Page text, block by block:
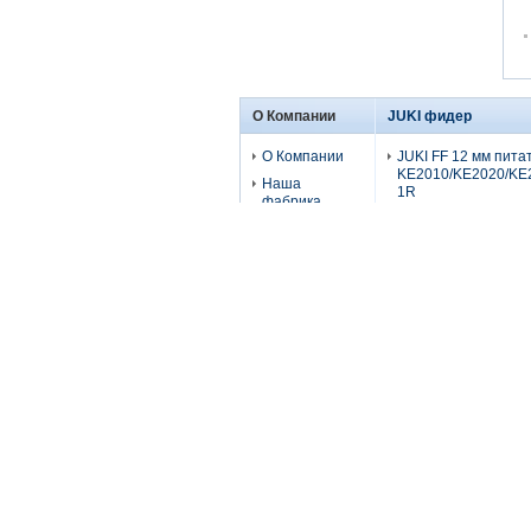
О Компании
О Компании
Наша
фабрика
JUKI фидер
JUKI FF 12 мм
KE2010/KE2020/
1R